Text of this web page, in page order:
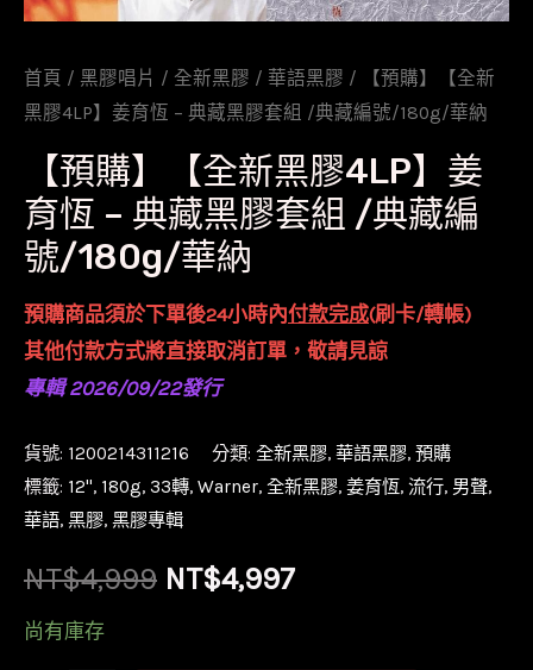
首頁 / 黑膠唱片 / 全新黑膠 / 華語黑膠 / 【預購】【全新
黑膠4LP】姜育恆 – 典藏黑膠套組 /典藏編號/180g/華納
【預購】【全新黑膠4LP】姜
育恆 – 典藏黑膠套組 /典藏編
號/180g/華納
預購商品須於下單後24小時內付款完成(刷卡/轉帳)
其他付款方式將直接取消訂單，敬請見諒
專輯 2026/09/22發行
貨號: 1200214311216 分類: 全新黑膠, 華語黑膠, 預購
標籤: 12'', 180g, 33轉, Warner, 全新黑膠, 姜育恆, 流行, 男聲,
華語, 黑膠, 黑膠專輯
NT$4,999 原
NT$4,997目
尚有庫存